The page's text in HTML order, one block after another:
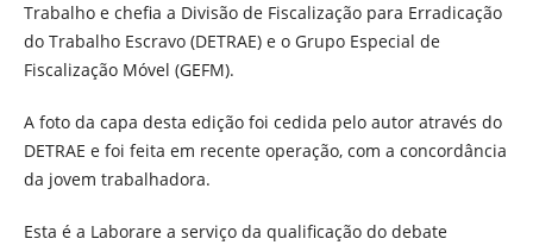
Trabalho e chefia a Divisão de Fiscalização para Erradicação
do Trabalho Escravo (DETRAE) e o Grupo Especial de
Fiscalização Móvel (GEFM).
A foto da capa desta edição foi cedida pelo autor através do
DETRAE e foi feita em recente operação, com a concordância
da jovem trabalhadora.
Esta é a Laborare a serviço da qualificação do debate